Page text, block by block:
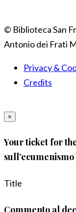
© Biblioteca San
Antonio dei Frati
Privacy &
Credits
×
Your ticket for
sull’ecumenismo
Title
Commento al